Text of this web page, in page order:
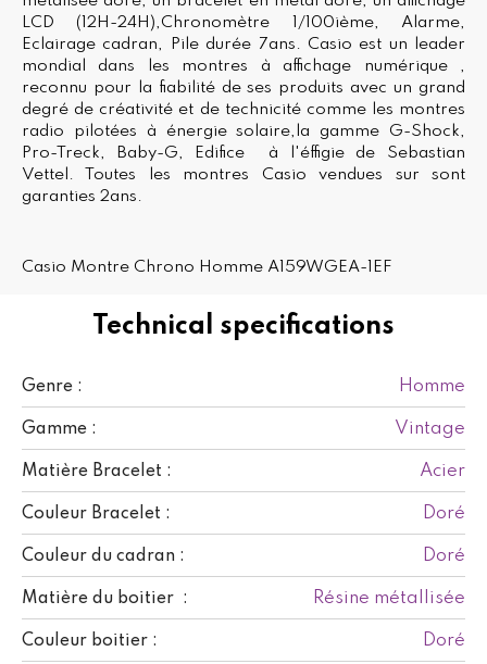
Technical specifications
Genre : Homme
Gamme : Vintage
Matière Bracelet : Acier
Couleur Bracelet : Doré
Couleur du cadran : Doré
Matière du boitier : Résine métallisée
Couleur boitier : Doré
LCD (12H-24H),Chronomètre 1/100ième, Alarme,
Eclairage cadran, Pile durée 7ans. Casio est un leader
mondial dans les montres à affichage numérique ,
reconnu pour la fiabilité de ses produits avec un grand
degré de créativité et de technicité comme les montres
radio pilotées à énergie solaire,la gamme G-Shock,
Pro-Treck, Baby-G, Edifice à l'éffigie de Sebastian
Vettel. Toutes les montres Casio vendues sur sont
garanties 2ans.
Casio Montre Chrono Homme A159WGEA-1EF